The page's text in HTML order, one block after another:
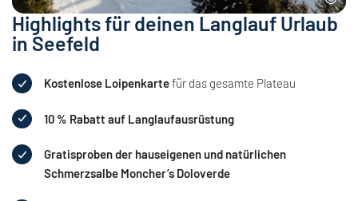
Highlights für deinen Langlauf Urlaub
in Seefeld
Kostenlose Loipenkartefür das gesamte Plateau
10 % Rabatt auf Langlaufausrüstung
Gratisproben der hauseigenen und natürlichen
Schmerzsalbe Moncher’s Doloverde